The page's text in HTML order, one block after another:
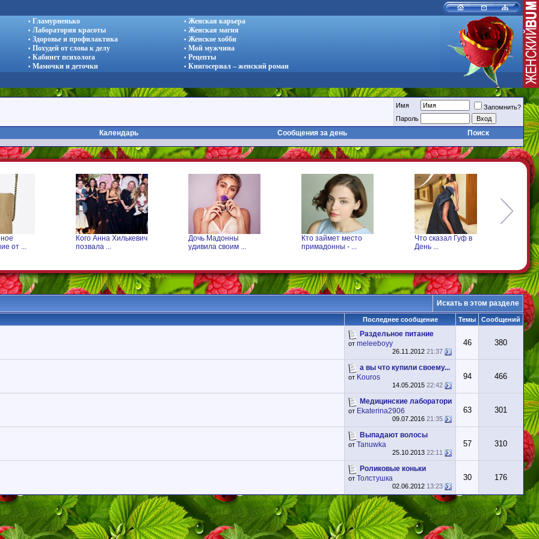
• Гламурненько
• Лаборатория красоты
• Здоровье и профилактика
• Похудей от слова к делу
• Кабинет психолога
• Мамочки и деточки
• Женская карьера
• Женская магия
• Женское хобби
• Мой мужчина
• Рецепты
• Книгосериал – женский роман
Имя
Запомнить?
Пароль
Календарь Сообщения за день Поиск
Кого Анна Хилькевич
Дочь Мадонны
удивила своим ...
Кто займет место
примадонны - ...
Что сказал Гуф в
Что
Леонтьевым
Искать в этом разделе
Последнее сообщение Темы Сообщений
Раздельное питание
от meleeboyy
26.11.2012 21:37
46 380
а вы что купили своему...
от Kouros
14.05.2015 22:42
94 466
Медицинские лаборатори
от Ekaterina2906
09.07.2016 21:35
63 301
Выпадают волосы
от Tanuwka
25.10.2013 22:11
57 310
Роликовые коньки
от Толстушка
02.06.2012 13:23
30 176